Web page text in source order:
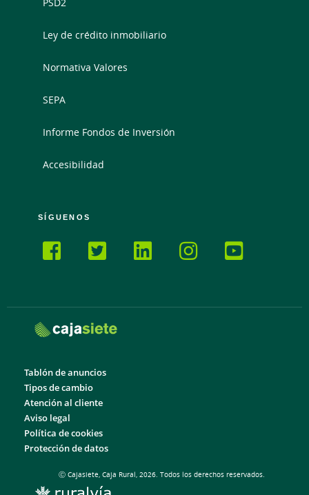
PSD2
Ley de crédito inmobiliario
Normativa Valores
SEPA
Informe Fondos de Inversión
Accesibilidad
SÍGUENOS
Tablón de anuncios
Tipos de cambio
Atención al cliente
Aviso legal
Política de cookies
Protección de datos
Ⓒ Cajasiete, Caja Rural, 2026. Todos los derechos reservados.